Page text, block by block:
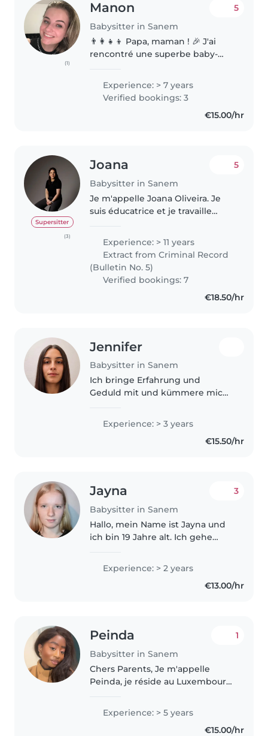
(1)
Manon
Babysitter in Sanem
5
👨👩👧👦 Papa, maman ! 🎉 J'ai
rencontré une superbe baby-
a 26 ans, et elle adore les
enfants. Pour l' nt, elle est
Experience: > 7 years
Verified bookings: 3
€15.00/hr
Supersitter
(3)
Joana
Babysitter in Sanem
5
Je m'appelle Joana Oliveira. Je
suis éducatrice et je travaille
Luxembourg. J'ai de l'expérience
avec les bébés et les jeunes
enfants..
Experience: > 11 years
Extract from Criminal Record
(Bulletin No. 5)
Verified bookings: 7
€18.50/hr
Jennifer
Babysitter in Sanem
Ich bringe Erfahrung und
Geduld mit und kümmere mich
von Babys bis Teenagern. Meine
Ausbildung als Sozialpädagogin
und Erste-Hilfe-Zertifizierung
Experience: > 3 years
€15.50/hr
Jayna
Babysitter in Sanem
3
Hallo, mein Name ist Jayna und
ich bin 19 Jahre alt. Ich gehe
habe viel Spaß daran was mit
Kindern zu machen. Da Ich noch
zur Schule gehe würde ich mir
Experience: > 2 years
€13.00/hr
Peinda
Babysitter in Sanem
1
Chers Parents, Je m'appelle
Peinda, je réside au Luxembourg
domaine de la petite enfance. ☺️
Je suis à l'aise avec les enfants.
Experience: > 5 years
€15.00/hr